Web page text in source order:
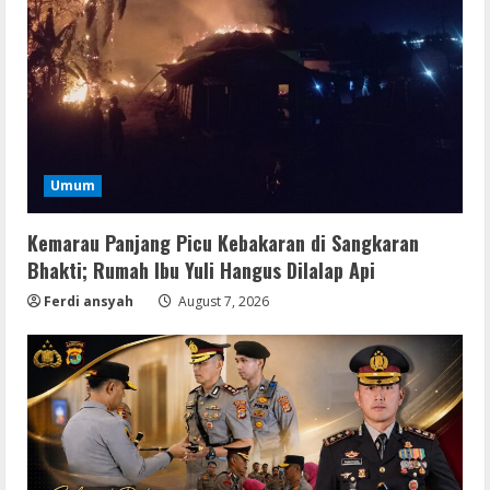
Umum
Kemarau Panjang Picu Kebakaran di Sangkaran
Bhakti; Rumah Ibu Yuli Hangus Dilalap Api
Ferdi ansyah August 7, 2026